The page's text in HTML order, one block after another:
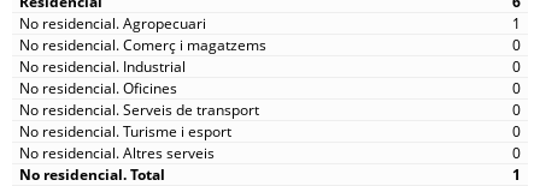
1
0
0
0
0
0
0
1